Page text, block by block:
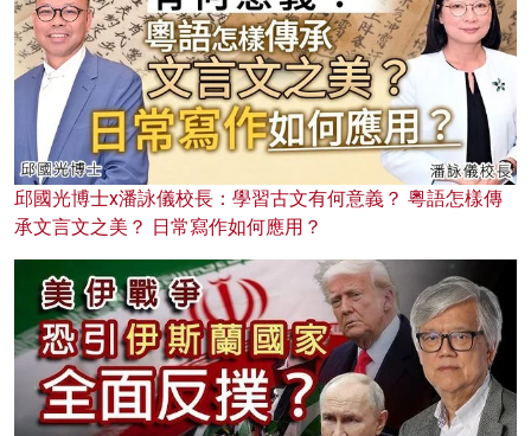
邱國光博士x潘詠儀校長：學習古文有何意義？ 粵語怎樣傳
承文言文之美？ 日常寫作如何應用？